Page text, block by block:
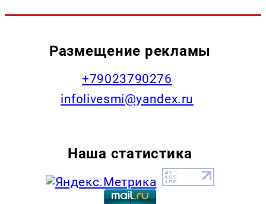
Размещение рекламы
+79023790276
infolivesmi@yandex.ru
Наша статистика